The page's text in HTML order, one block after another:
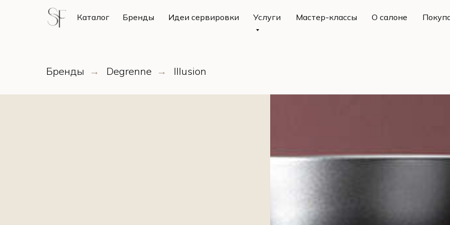
Каталог Бренды Идеи сервировки Услуги Мастер-классы О салоне
Каталог Бренды Идеи сервировки Услуги Мастер-классы О салоне
Бренды → Degrenne → Illusion